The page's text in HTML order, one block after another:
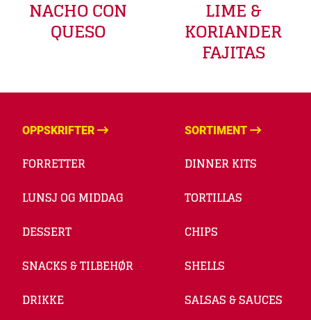
NACHO CON
QUESO
LIME &
KORIANDER
FAJITAS
OPPSKRIFTER
FORRETTER
LUNSJ OG MIDDAG
DESSERT
SNACKS & TILBEHØR
DRIKKE
SORTIMENT
DINNER KITS
TORTILLAS
CHIPS
SHELLS
SALSAS & SAUCES